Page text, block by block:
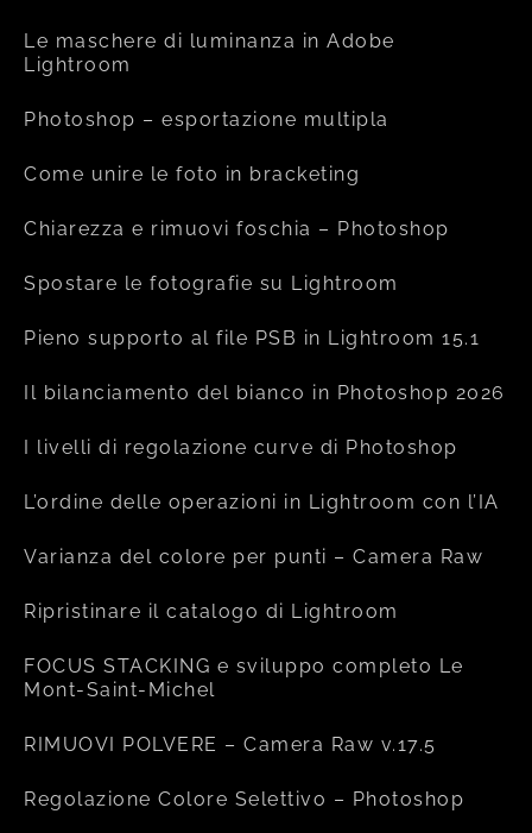
Le maschere di luminanza in Adobe
Lightroom
Photoshop – esportazione multipla
Come unire le foto in bracketing
Chiarezza e rimuovi foschia – Photoshop
Spostare le fotografie su Lightroom
Pieno supporto al file PSB in Lightroom 15.1
Il bilanciamento del bianco in Photoshop 2026
I livelli di regolazione curve di Photoshop
L’ordine delle operazioni in Lightroom con l’IA
Varianza del colore per punti – Camera Raw
Ripristinare il catalogo di Lightroom
FOCUS STACKING e sviluppo completo Le
Mont-Saint-Michel
RIMUOVI POLVERE – Camera Raw v.17.5
Regolazione Colore Selettivo – Photoshop